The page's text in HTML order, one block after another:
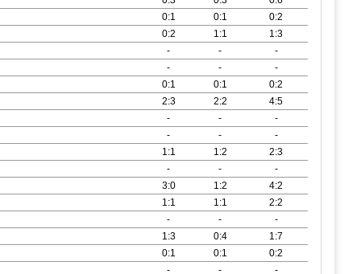
0:1 0:1
0:2
0:2 1:1
1:3
- -
-
- -
-
0:1 0:1
0:2
2:3 2:2
4:5
- -
-
- -
-
1:1 1:2
2:3
- -
-
3:0 1:2
4:2
1:1 1:1
2:2
- -
-
1:3 0:4
1:7
0:1 0:1
0:2
- -
-